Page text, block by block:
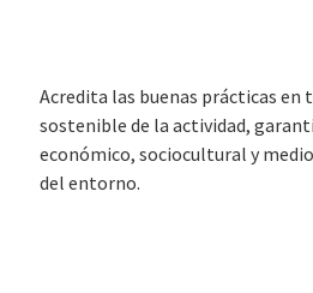
Acredita las buenas prácticas en
sostenible de la actividad,
económico, sociocultural y
del entorno.